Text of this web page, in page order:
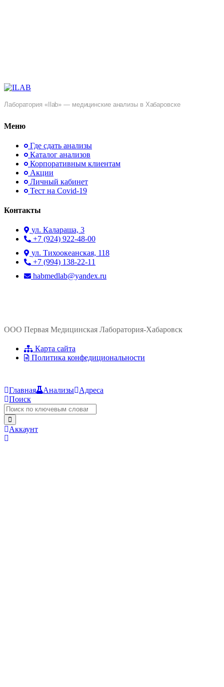
Лаборатория «Ilab» — медицинские анализы в Хабаровске
Меню
Где сдать анализы
Каталог анализов
Корпоративным клиентам
Акции
Личный кабинет
Тест на Covid-19
Контакты
ул. ​Калараша, 3
+7 (924) 922-48-00
ул. ​Тихоокеанская, 118
+7 (994) 138-22-11
habmedlab@yandex.ru
ООО Первая Медицинская Лаборатория-Хабаровск
Карта сайта
Политика конфедициональности
Главная Анализы Адреса
Поиск
Аккаунт